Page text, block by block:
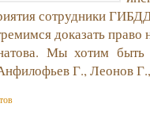
сотрудники
доказать право
Мы хотим
Г., Леонов